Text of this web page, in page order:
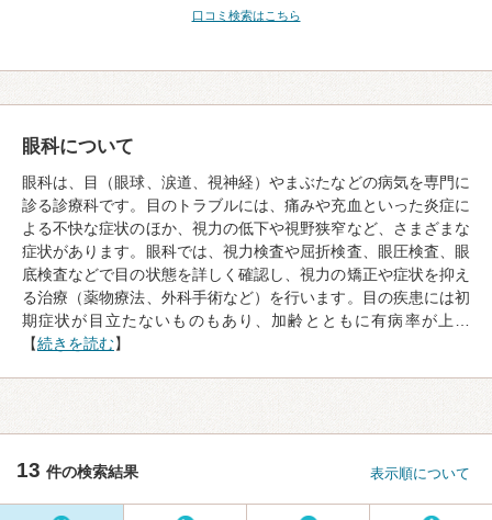
口コミ検索はこちら
眼科について
眼科は、目（眼球、涙道、視神経）やまぶたなどの病気を専門に
診る診療科です。目のトラブルには、痛みや充血といった炎症に
よる不快な症状のほか、視力の低下や視野狭窄など、さまざまな
症状があります。眼科では、視力検査や屈折検査、眼圧検査、眼
底検査などで目の状態を詳しく確認し、視力の矯正や症状を抑え
る治療（薬物療法、外科手術など）を行います。目の疾患には初
期症状が目立たないものもあり、加齢とともに有病率が上…
【続きを読む】
13 件の検索結果 表示順について